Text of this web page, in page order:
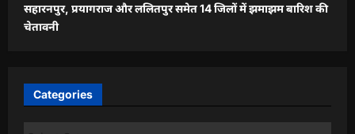
सहारनपुर, प्रयागराज और ललितपुर समेत 14 जिलों में झमाझम बारिश की
चेतावनी
Categories